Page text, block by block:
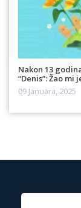
Nakon 13
“Denis”: Žao
09 Januara, 2025